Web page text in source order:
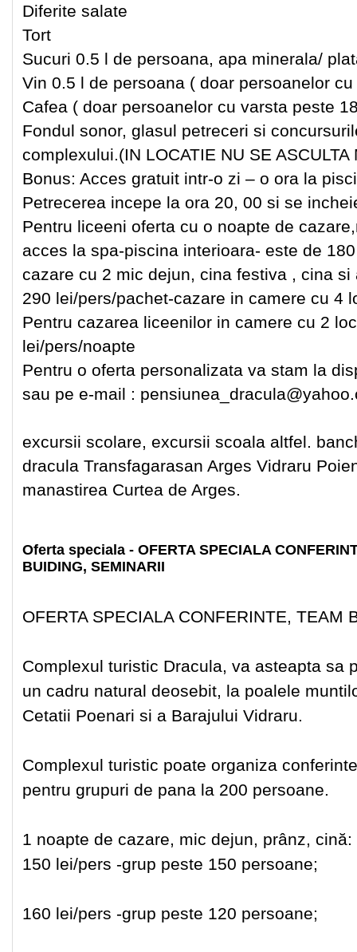
Diferite salate
Tort
Sucuri 0.5 l de persoana, apa minerala/
Vin 0.5 l de persoana ( doar persoanelor
Cafea ( doar persoanelor cu varsta peste
Fondul sonor, glasul petreceri si
complexului.(IN LOCATIE NU SE ASCULTA
Bonus: Acces gratuit intr-o zi – o ora la
Petrecerea incepe la ora 20, 00 si se
Pentru liceeni oferta cu o noapte de
acces la spa-piscina interioara- este de
cazare cu 2 mic dejun, cina festiva , cina
290 lei/pers/pachet-cazare in camere cu 4
Pentru cazarea liceenilor in camere cu 2
lei/pers/noapte
Pentru o oferta personalizata va stam la
sau pe e-mail :
excursii scolare, excursii scoala altfel.
dracula Transfagarasan Arges Vidraru
manastirea Curtea de Arges.
Oferta speciala - OFERTA SPECIALA
BUIDING, SEMINARII
OFERTA SPECIALA CONFERINTE, TEAM
Complexul turistic Dracula, va asteapta sa
un cadru natural deosebit, la poalele
Cetatii Poenari si a Barajului Vidraru.
Complexul turistic poate organiza
pentru grupuri de pana la 200 persoane.
1 noapte de cazare, mic dejun, prânz, cină:
150 lei/pers -grup peste 150 persoane;
160 lei/pers -grup peste 120 persoane;